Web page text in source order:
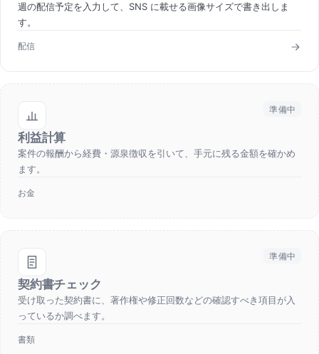
週の配信予定を入力して、SNS に載せる画像サイズで書き出しま
す。
配信
準備中
利益計算
案件の報酬から経費・源泉徴収を引いて、手元に残る金額を確かめ
ます。
お金
準備中
契約書チェック
受け取った契約書に、著作権や修正回数などの確認すべき項目が入
っているか調べます。
書類